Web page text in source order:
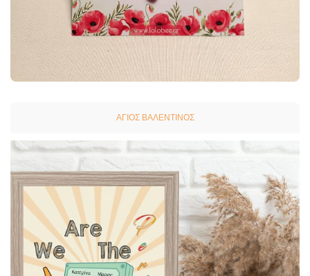
ΆΓΙΟΣ ΒΑΛΕΝΤΊΝΟΣ